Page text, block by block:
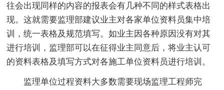
往会出现同样的内容的报表会有几种不同的样式表格出
现。这就需要监理部建议业主对各家单位资料员集中培
训，统一表格及规范填写。如业主因各种原因没有对其
进行培训，监理部可以在征得业主同意后，将业主认可
的资料表格及填写方式对各施工单位资料员进行培训。
监理单位过程资料大多数需要现场监理工程师完